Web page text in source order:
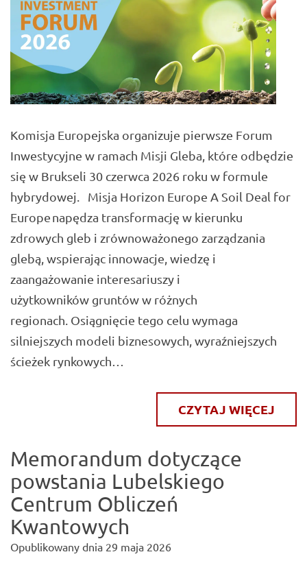
Komisja Europejska organizuje pierwsze Forum
Inwestycyjne w ramach Misji Gleba, które odbędzie
się w Brukseli 30 czerwca 2026 roku w formule
hybrydowej. Misja Horizon Europe A Soil Deal for
Europe napędza transformację w kierunku
zdrowych gleb i zrównoważonego zarządzania
glebą, wspierając innowacje, wiedzę i
zaangażowanie interesariuszy i
użytkowników gruntów w różnych
regionach. Osiągnięcie tego celu wymaga
silniejszych modeli biznesowych, wyraźniejszych
ścieżek rynkowych…
CZYTAJ WIĘCEJ
Memorandum dotyczące
powstania Lubelskiego
Centrum Obliczeń
Kwantowych
Opublikowany dnia 29 maja 2026